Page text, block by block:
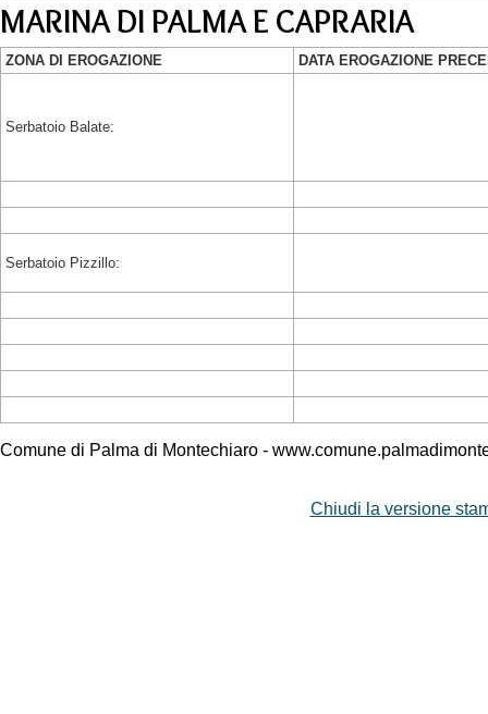
MARINA DI PALMA E CAPRARIA
ZONA DI EROGAZIONE DATA EROGAZIONE
Serbatoio Balate:
Serbatoio Pizzillo:
Comune di Palma di Montechiaro -
Chiudi la versione